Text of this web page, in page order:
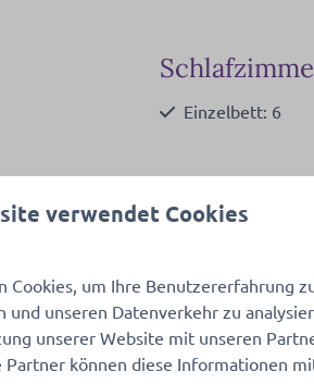
Einzelbett: 6
Heizung und
Zentralheizung
↓
verwendet Cookies
Cookies, um Ihre Benutzererfahrung
und unseren Datenverkehr zu
unserer Website mit unseren
Partner können diese Informationen